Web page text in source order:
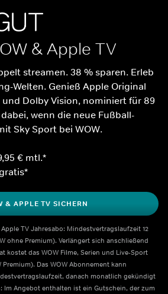
& Apple TV
streamen. 38 % sparen. Erleb
Welten. Genieß Apple Original
und Dolby Vision, nominiert für 89
wenn die neue Fußball-
Sky Sport bei WOW.
€ mtl.*
& APPLE TV SICHERN
Apple TV Jahresabo: Mindestvertragslaufzeit 12
ohne Premium). Verlängert sich anschließend
kostet das WOW Filme, Serien und Live-Sport
Das WOW Abonnement kann
danach monatlich gekündigt
Im Angebot enthalten ist ein Gutschein, der zum